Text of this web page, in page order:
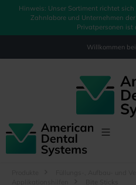
springen
Hinweis: Unser Sortiment richtet
Zahnlabore und Unternehmen
Privatpersonen ist
Willkommen bei